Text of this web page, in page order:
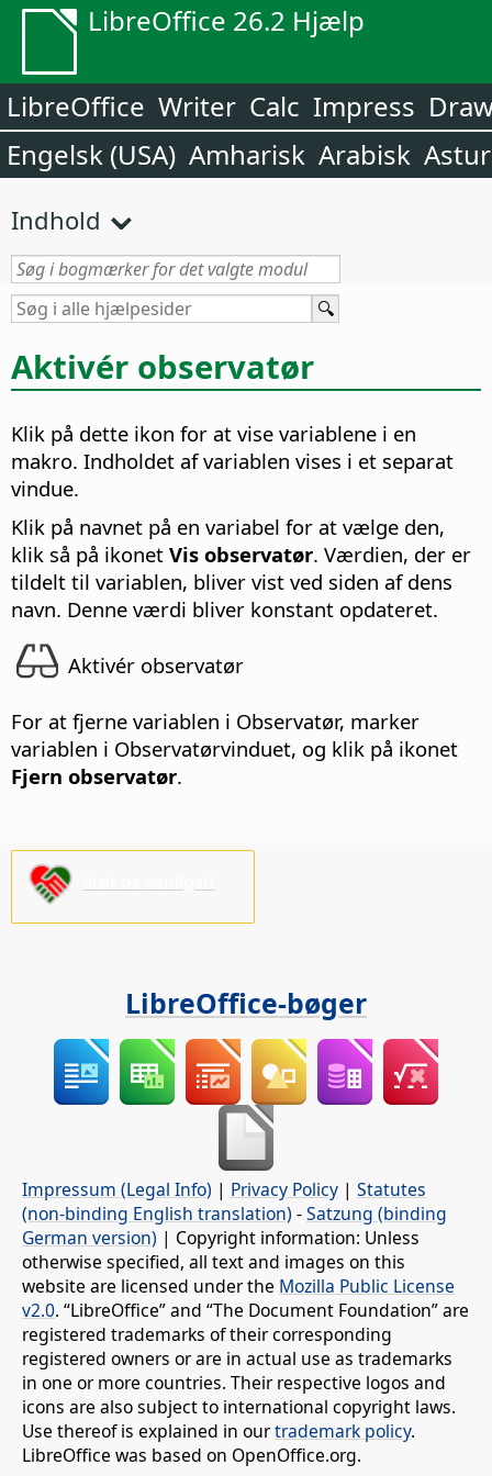
LibreOffice 26.2 Hjælp
LibreOffice Writer Calc Impress
Engelsk (USA) Amharisk Arabisk
Indhold
Aktivér observatør
Klik på dette ikon for at vise variablene i en
makro. Indholdet af variablen vises i et separat
vindue.
Klik på navnet på en variabel for at vælge den,
klik så på ikonet Vis observatør. Værdien, der er
tildelt til variablen, bliver vist ved siden af dens
navn. Denne værdi bliver konstant opdateret.
Aktivér observatør
For at fjerne variablen i Observatør, marker
variablen i Observatørvinduet, og klik på ikonet
Fjern observatør.
LibreOffice-bøger
Impressum (Legal Info) | Privacy Policy | Statutes
(non-binding English translation) -Satzung (binding
German version) | Copyright information: Unless
otherwise specified, all text and images on this
website are licensed under the Mozilla Public License
v2.0. “LibreOffice” and “The Document Foundation” are
registered trademarks of their corresponding
registered owners or are in actual use as trademarks
in one or more countries. Their respective logos and
icons are also subject to international copyright laws.
Use thereof is explained in ourtrademark policy.
LibreOffice was based on OpenOffice.org.